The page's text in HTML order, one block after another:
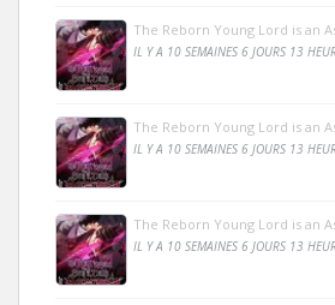
The Reborn Young Lord is an
IL Y A 10 SEMAINES 6 JOURS 13
The Reborn Young Lord is an
IL Y A 10 SEMAINES 6 JOURS 13
The Reborn Young Lord is an
IL Y A 10 SEMAINES 6 JOURS 13